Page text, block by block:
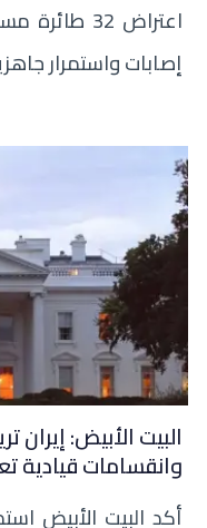
اعتراض 32
إصابات واستمرار
البيت الأبيض:
وانقسامات قيادية
أكد البيت الأبيض